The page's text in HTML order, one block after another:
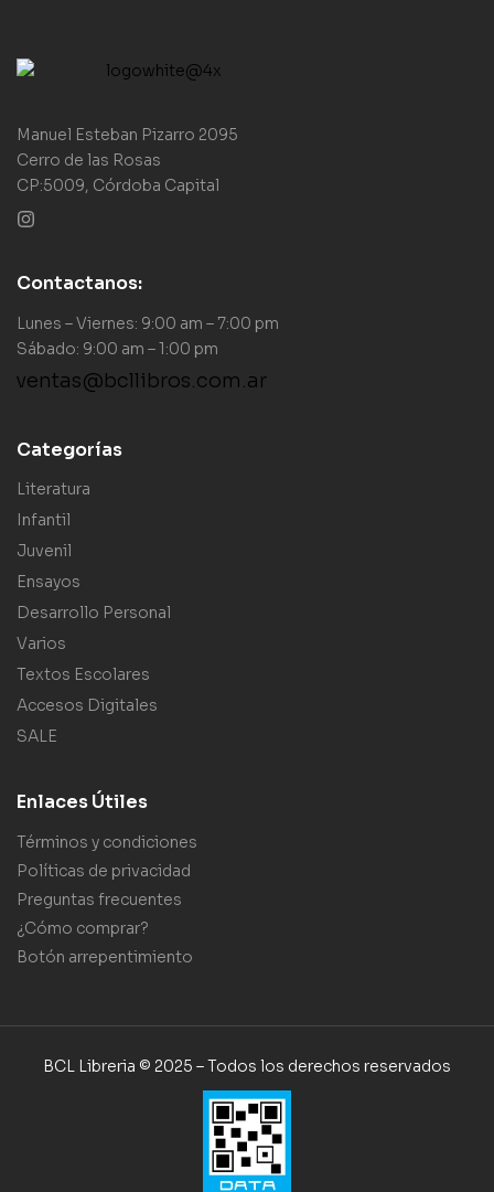
Manuel Esteban Pizarro 2095
Cerro de las Rosas
CP:5009, Córdoba Capital
Contactanos:
Lunes – Viernes: 9:00 am – 7:00 pm
Sábado: 9:00 am – 1:00 pm
ventas@bcllibros.com.ar
Categorías
Literatura
Infantil
Juvenil
Ensayos
Desarrollo Personal
Varios
Textos Escolares
Accesos Digitales
SALE
Enlaces Útiles
Términos y condiciones
Políticas de privacidad
Preguntas frecuentes
¿Cómo comprar?
Botón arrepentimiento
BCL Libreria © 2025 – Todos los derechos reservados